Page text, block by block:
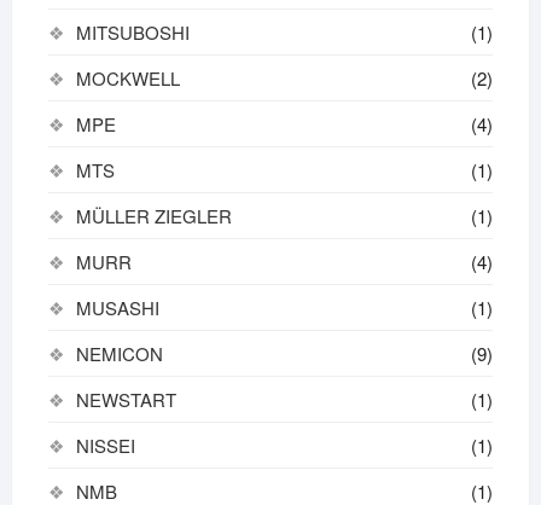
MITSUBOSHI
(1)
MOCKWELL
(2)
MPE
(4)
MTS
(1)
MÜLLER ZIEGLER
(1)
MURR
(4)
MUSASHI
(1)
NEMICON
(9)
NEWSTART
(1)
NISSEI
(1)
NMB
(1)